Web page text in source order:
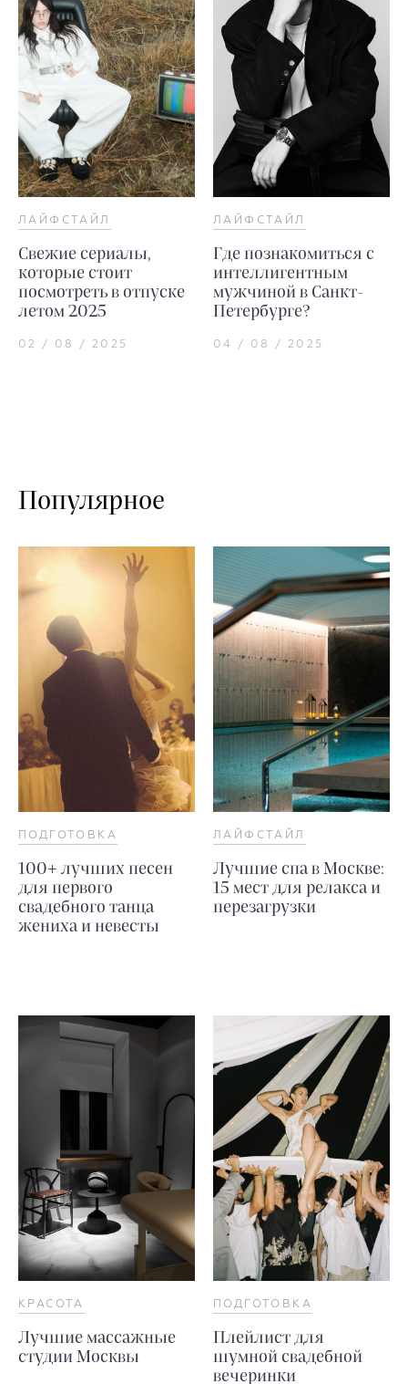
ЛАЙФСТАЙЛ
Свежие сериалы,
которые стоит
посмотреть в отпуске
летом 2025
02 / 08 / 2025
ЛАЙФСТАЙЛ
Где познакомиться с
интеллигентным
мужчиной в Санкт-
Петербурге?
04 / 08 / 2025
Популярное
ПОДГОТОВКА
100+ лучших песен
для первого
свадебного танца
жениха и невесты
ЛАЙФСТАЙЛ
Лучшие спа в Москве:
15 мест для релакса и
перезагрузки
КРАСОТА
Лучшие массажные
студии Москвы
ПОДГОТОВКА
Плейлист для
шумной свадебной
вечеринки